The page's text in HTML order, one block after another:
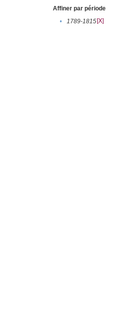
Affiner par période
•
1789-1815[X]